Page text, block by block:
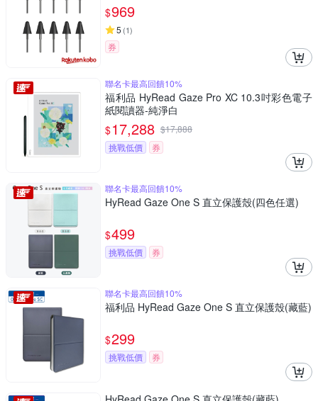
$969
5 (1)
券
聯名卡最高回饋10%
福利品 HyRead Gaze Pro XC 10.3吋彩色電子
紙閱讀器-純淨白
$17,288 $17,888
挑戰低價
券
聯名卡最高回饋10%
HyRead Gaze One S 直立保護殼(四色任選)
$499
挑戰低價 券
聯名卡最高回饋10%
福利品 HyRead Gaze One S 直立保護殼(藏藍)
$299
挑戰低價 券